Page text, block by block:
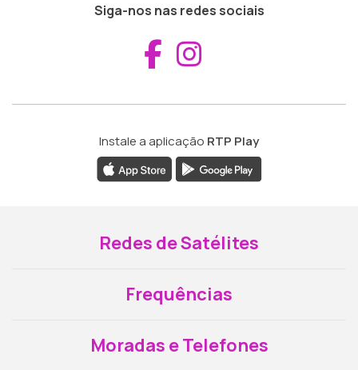
Siga-nos nas redes sociais
Aceder ao
Instale a aplicação RTP Play
Redes de Satélites
Frequências
Moradas e Telefones